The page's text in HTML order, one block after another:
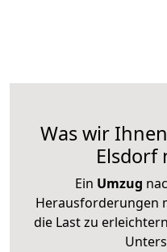
Was wir
Elsdorf
Ein Umzug
Herausforderungen
die Last zu